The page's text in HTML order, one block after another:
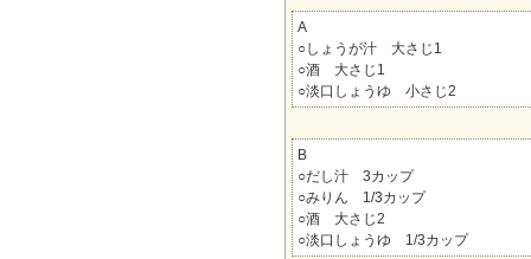
A
○しょうが汁 大さじ1
○酒 大さじ1
○淡口しょうゆ 小さじ2
B
○だし汁 3カップ
○みりん 1/3カップ
○酒 大さじ2
○淡口しょうゆ 1/3カップ